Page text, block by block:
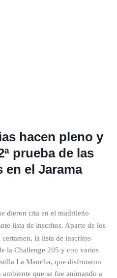
hacen pleno y
prueba de las
en el Jarama
dieron cita en el madrileño
lista de inscritos. Aparte de los
la lista de inscritos
la Challenge 205 y con varios
La Mancha, que disfrutaron
que se fue animando a